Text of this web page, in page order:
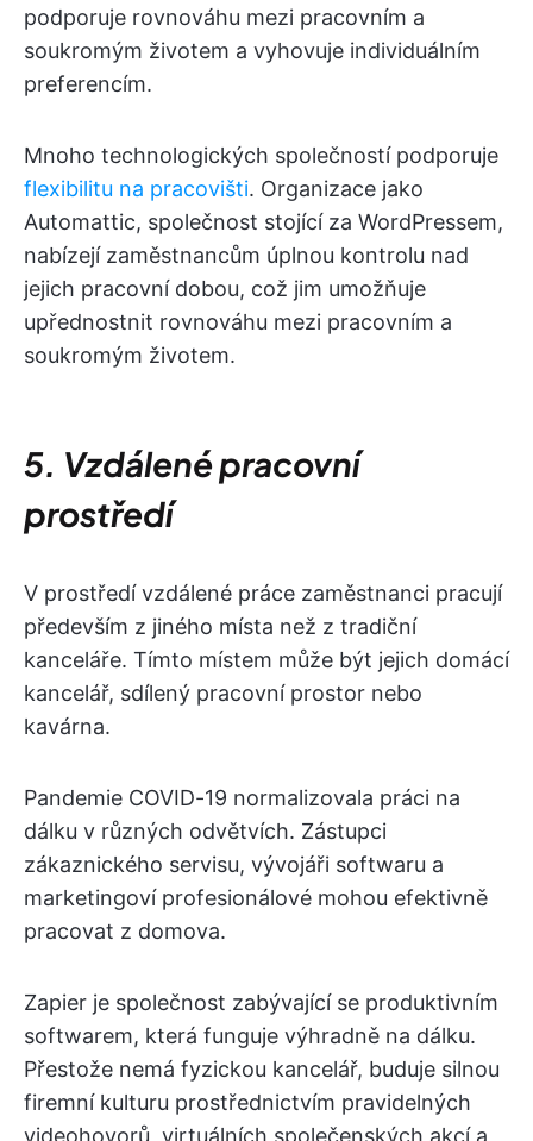
podporuje rovnováhu mezi pracovním a
soukromým životem a vyhovuje individuálním
preferencím.
Mnoho technologických společností podporuje
flexibilitu na pracovišti. Organizace jako
Automattic, společnost stojící za WordPressem,
nabízejí zaměstnancům úplnou kontrolu nad
jejich pracovní dobou, což jim umožňuje
upřednostnit rovnováhu mezi pracovním a
soukromým životem.
5. Vzdálené pracovní
prostředí
V prostředí vzdálené práce zaměstnanci pracují
především z jiného místa než z tradiční
kanceláře. Tímto místem může být jejich domácí
kancelář, sdílený pracovní prostor nebo
kavárna.
Pandemie COVID-19 normalizovala práci na
dálku v různých odvětvích. Zástupci
zákaznického servisu, vývojáři softwaru a
marketingoví profesionálové mohou efektivně
pracovat z domova.
Zapier je společnost zabývající se produktivním
softwarem, která funguje výhradně na dálku.
Přestože nemá fyzickou kancelář, buduje silnou
firemní kulturu prostřednictvím pravidelných
videohovorů, virtuálních společenských akcí a